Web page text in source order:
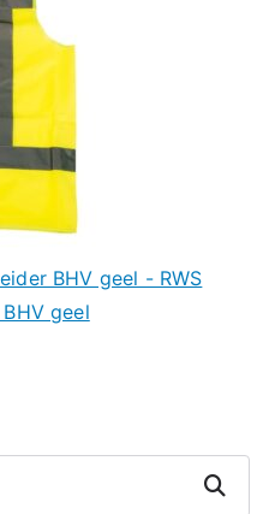
BHV geel - RWS
geel
Zoeken